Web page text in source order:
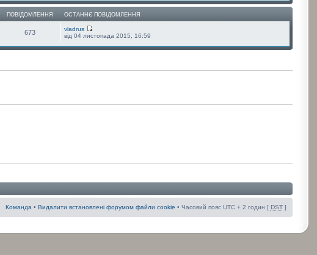
ПОВІДОМЛЕННЯ ОСТАННЄ ПОВІДОМЛЕННЯ
673
vladrus
від 04 листопада 2015, 16:59
Команда • Видалити встановлені форумом файли cookie • Часовий пояс UTC + 2 годин [ DST]